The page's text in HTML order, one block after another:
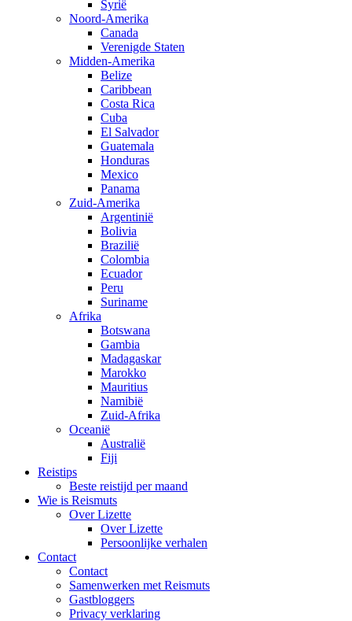
Syrië
Noord-Amerika
Canada
Verenigde Staten
Midden-Amerika
Belize
Caribbean
Costa Rica
Cuba
El Salvador
Guatemala
Honduras
Mexico
Panama
Zuid-Amerika
Argentinië
Bolivia
Brazilië
Colombia
Ecuador
Peru
Suriname
Afrika
Botswana
Gambia
Madagaskar
Marokko
Mauritius
Namibië
Zuid-Afrika
Oceanië
Australië
Fiji
Reistips
Beste reistijd per maand
Wie is Reismuts
Over Lizette
Over Lizette
Persoonlijke verhalen
Contact
Contact
Samenwerken met Reismuts
Gastbloggers
Privacy verklaring